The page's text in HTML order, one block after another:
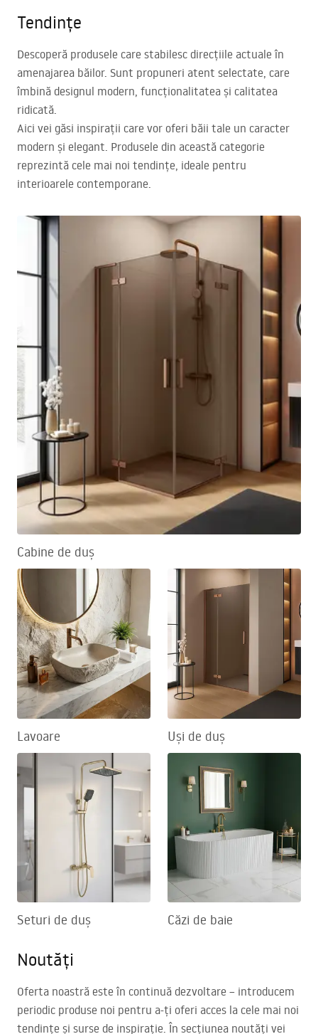
Tendințe
Descoperă produsele care stabilesc direcțiile actuale în
amenajarea băilor. Sunt propuneri atent selectate, care
îmbină designul modern, funcționalitatea și calitatea
ridicată.
Aici vei găsi inspirații care vor oferi băii tale un caracter
modern și elegant. Produsele din această categorie
reprezintă cele mai noi tendințe, ideale pentru
interioarele contemporane.
Cabine de duș
Lavoare Uși de duș
Seturi de duș Căzi de baie
Noutăți
Oferta noastră este în continuă dezvoltare – introducem
periodic produse noi pentru a-ți oferi acces la cele mai noi
tendințe și surse de inspirație. În secțiunea noutăți vei